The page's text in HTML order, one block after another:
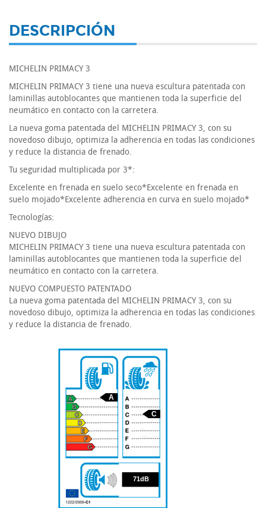
DESCRIPCIÓN
MICHELIN PRIMACY 3
MICHELIN PRIMACY 3 tiene una nueva escultura patentada con
laminillas autoblocantes que mantienen toda la superficie del
neumático en contacto con la carretera.
La nueva goma patentada del MICHELIN PRIMACY 3, con su
novedoso dibujo, optimiza la adherencia en todas las condiciones
y reduce la distancia de frenado.
Tu seguridad multiplicada por 3*:
Excelente en frenada en suelo seco*Excelente en frenada en
suelo mojado*Excelente adherencia en curva en suelo mojado*
Tecnologías:
NUEVO DIBUJO
MICHELIN PRIMACY 3 tiene una nueva escultura patentada con
laminillas autoblocantes que mantienen toda la superficie del
neumático en contacto con la carretera.
NUEVO COMPUESTO PATENTADO
La nueva goma patentada del MICHELIN PRIMACY 3, con su
novedoso dibujo, optimiza la adherencia en todas las condiciones
y reduce la distancia de frenado.
71
A
C
71dB